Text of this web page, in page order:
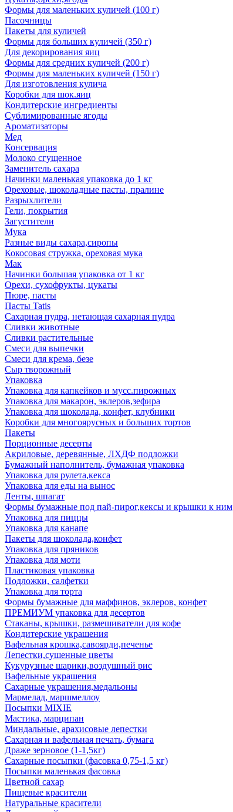
Формы для маленьких куличей (100 г)
Пасочницы
Пакеты для куличей
Формы для больших куличей (350 г)
Для декорирования яиц
Формы для средних куличей (200 г)
Формы для маленьких куличей (150 г)
Для изготовления кулича
Коробки для шок.яиц
Кондитерские ингредиенты
Сублимированные ягоды
Ароматизаторы
Мед
Консервация
Молоко сгущенное
Заменитель сахара
Начинки маленькая упаковка до 1 кг
Ореховые, шоколадные пасты, пралине
Разрыхлители
Гели, покрытия
Загустители
Мука
Разные виды сахара,сиропы
Кокосовая стружка, ореховая мука
Мак
Начинки большая упаковка от 1 кг
Орехи, сухофрукты, цукаты
Пюре, пасты
Пасты Tatis
Сахарная пудра, нетающая сахарная пудра
Сливки животные
Сливки растительные
Смеси для выпечки
Смеси для крема, безе
Сыр творожный
Упаковка
Упаковка для капкейков и мусс.пирожных
Упаковка для макарон, эклеров,зефира
Упаковка для шоколада, конфет, клубники
Коробки для многоярусных и больших тортов
Пакеты
Порционные десерты
Акриловые, деревянные, ЛХДФ подложки
Бумажный наполнитель, бумажная упаковка
Упаковка для рулета,кекса
Упаковка для еды на вынос
Ленты, шпагат
Формы бумажные под пай-пирог,кексы и крышки к ним
Упаковка для пиццы
Упаковка для канапе
Пакеты для шоколада,конфет
Упаковка для пряников
Упаковка для моти
Пластиковая упаковка
Подложки, салфетки
Упаковка для торта
Формы бумажные для маффинов, эклеров, конфет
ПРЕМИУМ упаковка для десертов
Стаканы, крышки, размешиватели для кофе
Кондитерские украшения
Вафельная крошка,савоярди,печенье
Лепестки,сушенные цветы
Кукурузные шарики,воздушный рис
Вафельные украшения
Сахарные украшения,медальоны
Мармелад, маршмеллоу
Посыпки MIXIE
Мастика, марципан
Миндальные, арахисовые лепестки
Сахарная и вафельная печать, бумага
Драже зерновое (1-1,5кг)
Сахарные посыпки (фасовка 0,75-1,5 кг)
Посыпки маленькая фасовка
Цветной сахар
Пищевые красители
Натуральные красители